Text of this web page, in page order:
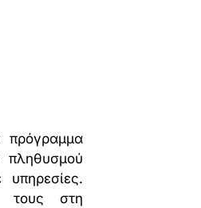
πληθυσμού
τους στη